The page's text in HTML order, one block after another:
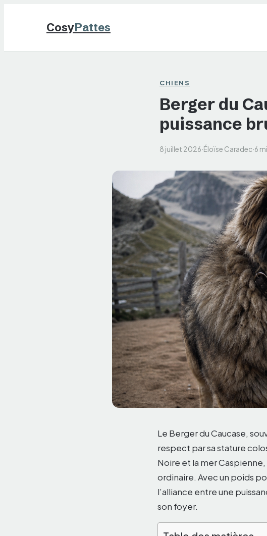
CosyPattes
CHIENS
Berger du
puissance
8 juillet 2026·Éloïse Caradec·6
Le Berger du Caucase,
respect par sa stature
Noire et la mer
ordinaire. Avec un poids
l’alliance entre une
son foyer.